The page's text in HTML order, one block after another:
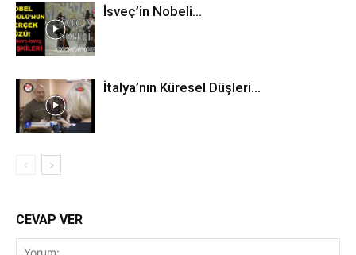
İsveç’in Nobeli…
İtalya’nın Küresel Düşleri…
CEVAP VER